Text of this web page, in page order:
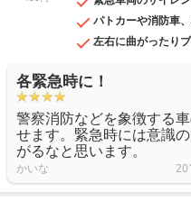
パトカーや消防車
左右に曲がったり
各緊急時に！
警察消防などを象徴する
せます。緊急時には意識
がるなと思います。
かいな